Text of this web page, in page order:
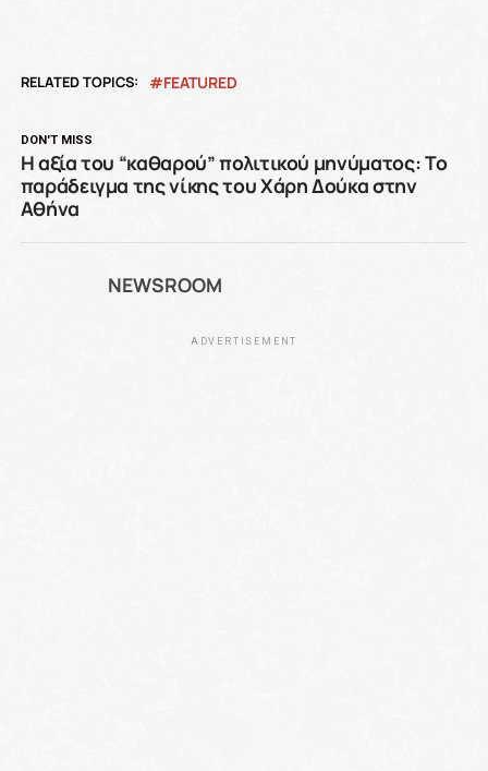
RELATED TOPICS: FEATURED
DON'T MISS
Η αξία του “καθαρού” πολιτικού μηνύματος: Το
παράδειγμα της νίκης του Χάρη Δούκα στην
Αθήνα
NEWSROOM
ADVERTISEMENT